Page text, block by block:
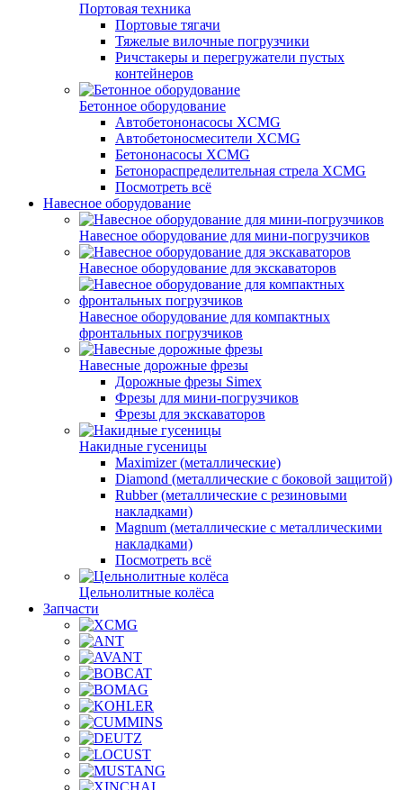
Портовая техника
Портовые тягачи
Тяжелые вилочные погрузчики
Ричстакеры и перегружатели пустых
контейнеров
Бетонное оборудование
Автобетононасосы XCMG
Автобетоносмесители XCMG
Бетононасосы XCMG
Бетонораспределительная стрела XCMG
Посмотреть всё
Навесное оборудование
Навесное оборудование для мини-погрузчиков
Навесное оборудование для экскаваторов
Навесное оборудование для компактных
фронтальных погрузчиков
Навесные дорожные фрезы
Дорожные фрезы Simex
Фрезы для мини-погрузчиков
Фрезы для экскаваторов
Накидные гусеницы
Maximizer (металлические)
Diamond (металлические с боковой защитой)
Rubber (металлические с резиновыми
накладками)
Magnum (металлические с металлическими
накладками)
Посмотреть всё
Цельнолитные колёса
Запчасти